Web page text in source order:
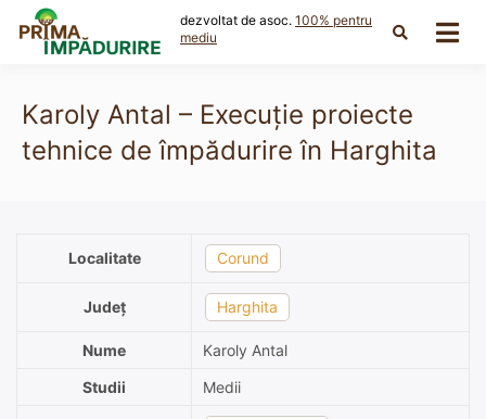
content
dezvoltat de asoc. 100% pentru
mediu
Karoly Antal – Execuție proiecte
tehnice de împădurire în Harghita
Localitate Corund
Județ Harghita
Nume
Karoly Antal
Studii
Medii